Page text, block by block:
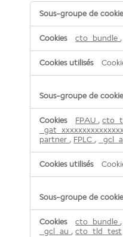
Cookies
de
publicité
sociaux
cto_bundle
FPAU ,
partner , FPLC ,
cto_bundle ,
_gcl_au ,cto_tld_test